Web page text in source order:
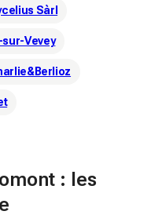
Sàrl
sur-Vevey
: les